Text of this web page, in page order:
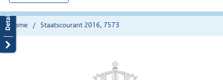
hier:
Home Staatscourant 2016, 7573